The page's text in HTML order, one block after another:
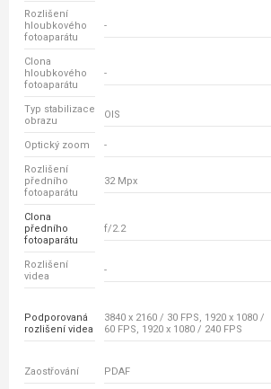
Rozlišení
hloubkového
fotoaparátu
-
Clona
hloubkového
fotoaparátu
-
Typ stabilizace
obrazu
OIS
Optický zoom -
Rozlišení
předního
fotoaparátu
32 Mpx
Clona
předního
fotoaparátu
f/2.2
Rozlišení
videa
-
Podporovaná
rozlišení videa
3840 x 2160 / 30 FPS, 1920 x 1080 /
60 FPS, 1920 x 1080 / 240 FPS
Zaostřování PDAF